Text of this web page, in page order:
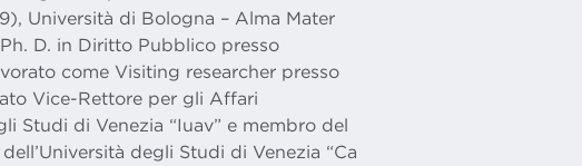
Università di Bologna – Alma Mater
D. in Diritto Pubblico presso
come Visiting researcher presso
Vice-Rettore per gli Affari
Studi di Venezia “Iuav” e membro del
degli Studi di Venezia “Ca